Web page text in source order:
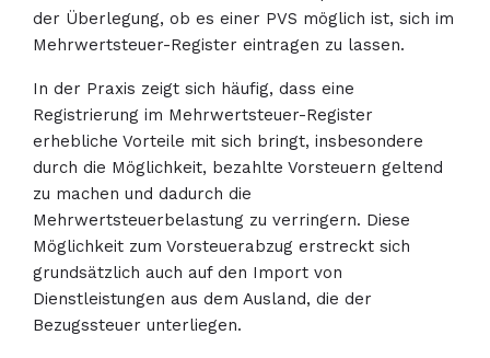
der Überlegung, ob es einer PVS möglich ist, sich im
Mehrwertsteuer-Register eintragen zu lassen.
In der Praxis zeigt sich häufig, dass eine
Registrierung im Mehrwertsteuer-Register
erhebliche Vorteile mit sich bringt, insbesondere
durch die Möglichkeit, bezahlte Vorsteuern geltend
zu machen und dadurch die
Mehrwertsteuerbelastung zu verringern. Diese
Möglichkeit zum Vorsteuerabzug erstreckt sich
grundsätzlich auch auf den Import von
Dienstleistungen aus dem Ausland, die der
Bezugssteuer unterliegen.